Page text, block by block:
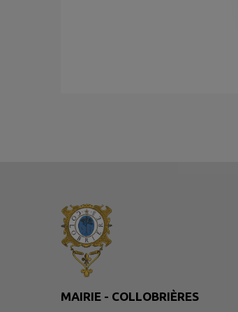
MAIRIE - COLLOBRIÈRES